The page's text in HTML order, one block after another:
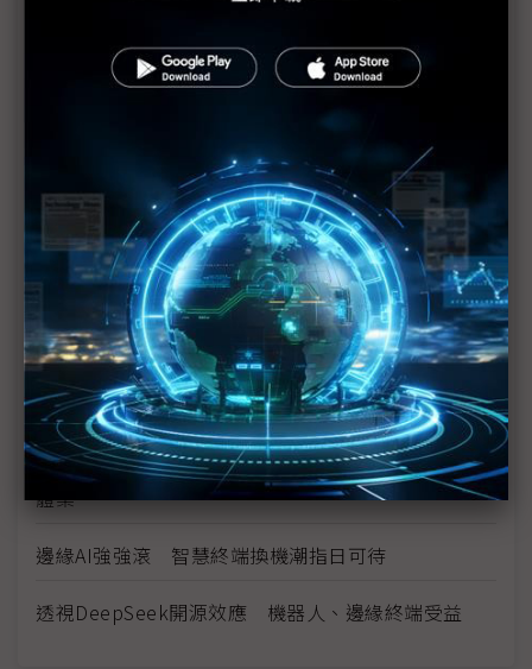
美系業者樂估AI投報率 邊緣AI可望發酵
邊緣AI MCU應用欠東風 智慧工廠搶先機
益登GTC展示邊緣AI與智慧應用方案
加速智慧應用落力 宸曜強固型邊緣AI進駐GTC 2025
後進者競逐雲端AI市場不易 中小散熱廠看準邊緣端
趨勢
邊緣應用商機發燒 製造、醫療成香餑餑
DeepSeek革新產業思維 慧榮：邊緣AI將助攻記憶
體業
邊緣AI強強滾 智慧終端換機潮指日可待
透視DeepSeek開源效應 機器人、邊緣終端受益